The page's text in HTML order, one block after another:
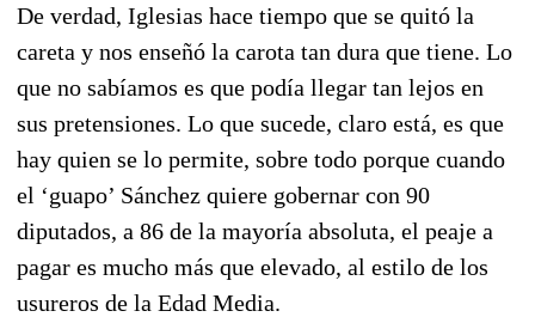
De verdad, Iglesias hace tiempo que se quitó la
careta y nos enseñó la carota tan dura que tiene. Lo
que no sabíamos es que podía llegar tan lejos en
sus pretensiones. Lo que sucede, claro está, es que
hay quien se lo permite, sobre todo porque cuando
el ‘guapo’ Sánchez quiere gobernar con 90
diputados, a 86 de la mayoría absoluta, el peaje a
pagar es mucho más que elevado, al estilo de los
usureros de la Edad Media.